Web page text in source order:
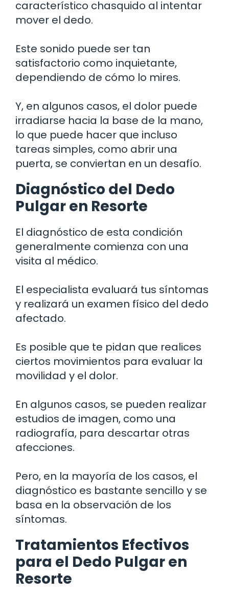
característico chasquido al intentar
mover el dedo.
Este sonido puede ser tan
satisfactorio como inquietante,
dependiendo de cómo lo mires.
Y, en algunos casos, el dolor puede
irradiarse hacia la base de la mano,
lo que puede hacer que incluso
tareas simples, como abrir una
puerta, se conviertan en un desafío.
Diagnóstico del Dedo
Pulgar en Resorte
El diagnóstico de esta condición
generalmente comienza con una
visita al médico.
El especialista evaluará tus síntomas
y realizará un examen físico del dedo
afectado.
Es posible que te pidan que realices
ciertos movimientos para evaluar la
movilidad y el dolor.
En algunos casos, se pueden realizar
estudios de imagen, como una
radiografía, para descartar otras
afecciones.
Pero, en la mayoría de los casos, el
diagnóstico es bastante sencillo y se
basa en la observación de los
síntomas.
Tratamientos Efectivos
para el Dedo Pulgar en
Resorte